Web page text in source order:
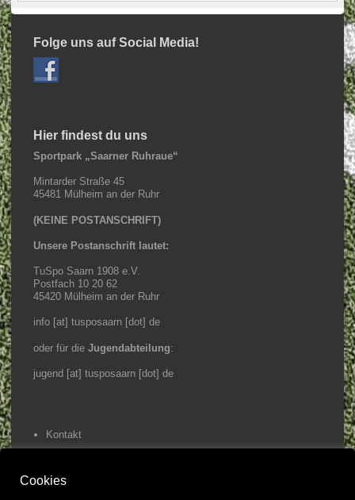
Folge uns auf Social Media!
Hier findest du uns
Sportpark „Saarner Ruhraue“
Mintarder Straße 45
45481 Mülheim an der Ruhr
(KEINE POSTANSCHRIFT)
Unsere Postanschrift lautet:
TuSpo Saarn 1908 e.V.
Postfach 10 20 62
45420 Mülheim an der Ruhr
info [at] tusposaarn [dot] de
oder für die Jugendabteilung:
jugend [at] tusposaarn [dot] de
Kontakt
Home
Cookies